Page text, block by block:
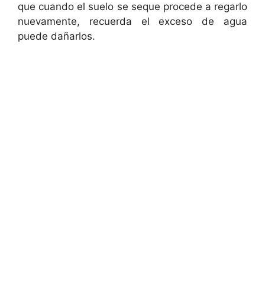
que cuando el suelo se seque procede a regarlo
nuevamente, recuerda el exceso de agua
puede dañarlos.